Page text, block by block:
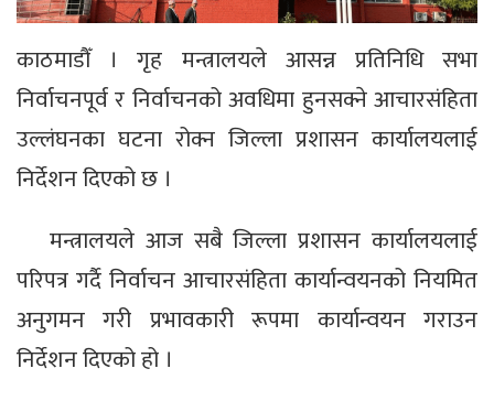
काठमाडौँ । गृह मन्त्रालयले आसन्न प्रतिनिधि सभा
निर्वाचनपूर्व र निर्वाचनको अवधिमा हुनसक्ने आचारसंहिता
उल्लंघनका घटना रोक्न जिल्ला प्रशासन कार्यालयलाई
निर्देशन दिएको छ ।
मन्त्रालयले आज सबै जिल्ला प्रशासन कार्यालयलाई
परिपत्र गर्दै निर्वाचन आचारसंहिता कार्यान्वयनको नियमित
अनुगमन गरी प्रभावकारी रूपमा कार्यान्वयन गराउन
निर्देशन दिएको हो ।